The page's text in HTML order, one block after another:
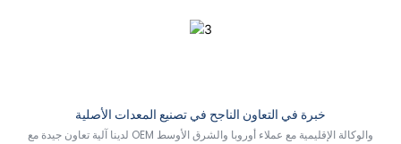
خبرة في التعاون الناجح في تصنيع المعدات الأصلية
لدينا آلية تعاون جيدة مع OEM والوكالة الإقليمية مع عملاء أوروبا والشرق الأوسط